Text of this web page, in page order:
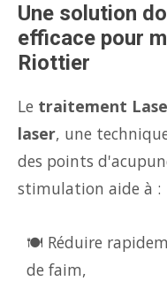
Une solution
efficace pour
Riottier
Le traitement
laser, une
des points
stimulation aide à :
🍽️ Réduire
de faim,